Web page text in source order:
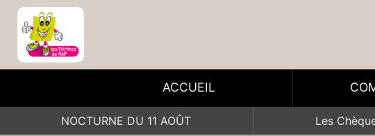
ACCUEIL
NOCTURNE DU 11 AOÛT Les